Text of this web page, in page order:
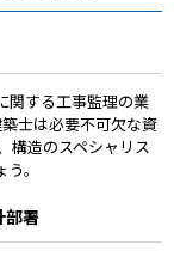
関する工事監理の業
士は必要不可欠な資
構造のスペシャリス
。
部署